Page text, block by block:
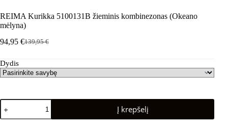
REIMA Kurikka 5100131B žieminis kombinezonas (Okeano
mėlyna)
139,95€
Pradinė
139,95 €.
94,95 €Dabartinė
94,95 €.
Dydis
produkto
kiekis:
REIMA
Į krepšelį